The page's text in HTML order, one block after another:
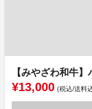
【みやざわ和牛
¥13,000 (税込/送料